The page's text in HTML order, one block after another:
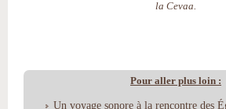
la Cevaa.
Pour aller plus loin :
Un voyage sonore à la rencontre des